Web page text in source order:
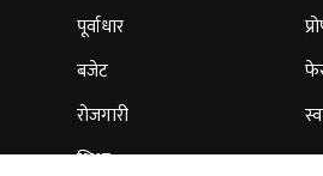
पूर्वाधार
बजेट
रोजगारी
शिक्षा